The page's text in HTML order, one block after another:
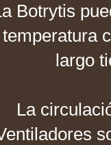
Botrytis
temperatura
largo
La